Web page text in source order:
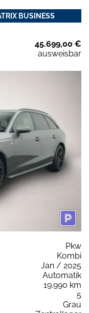
BUSINESS
45.699,00 €
ausweisbar
Pkw
Kombi
Jan / 2025
Automatik
19.990 km
5
Grau